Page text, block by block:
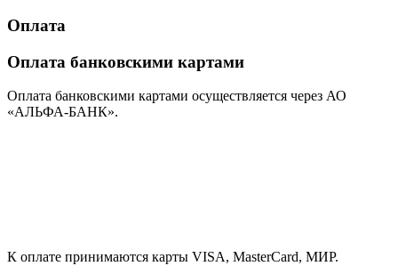
Оплата
Оплата банковскими картами
Оплата банковскими картами осуществляется через АО
«АЛЬФА-БАНК».
К оплате принимаются карты VISA, MasterCard, МИР.